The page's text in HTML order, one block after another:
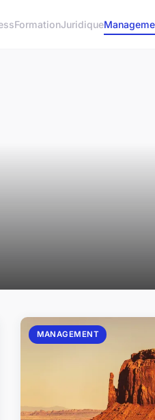
FormationJuridique
MANAGEMENT